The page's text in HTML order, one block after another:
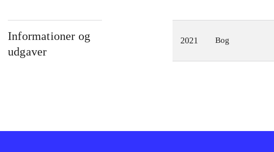
Informationer og
udgaver
2021 Bog